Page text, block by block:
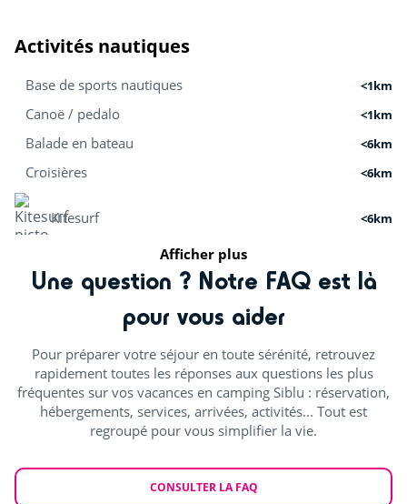
Activités nautiques
Base de sports nautiques <1km
Canoë / pedalo <1km
Balade en bateau <6km
Croisières <6km
Kitesurf <6km
<1km
Activités nature
Location vélo <1km
Pistes cyclables
<1km
Afficher plus
Une question ? Notre FAQ est là
pour vous aider
Pour préparer votre séjour en toute sérénité, retrouvez
rapidement toutes les réponses aux questions les plus
fréquentes sur vos vacances en camping Siblu : réservation,
hébergements, services, arrivées, activités... Tout est
regroupé pour vous simplifier la vie.
CONSULTER LA FAQ